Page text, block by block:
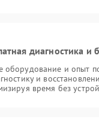
диагностика
оборудование и опыт
и
время без